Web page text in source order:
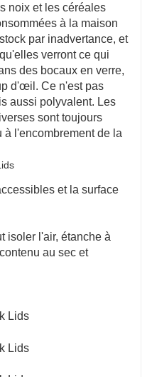
noix et les céréales
à la maison
par inadvertance, et
verront ce qui
des bocaux en verre,
d'œil. Ce n'est pas
aussi polyvalent. Les
sont toujours
l'encombrement de la
et la surface
isoler l'air, étanche à
au sec et